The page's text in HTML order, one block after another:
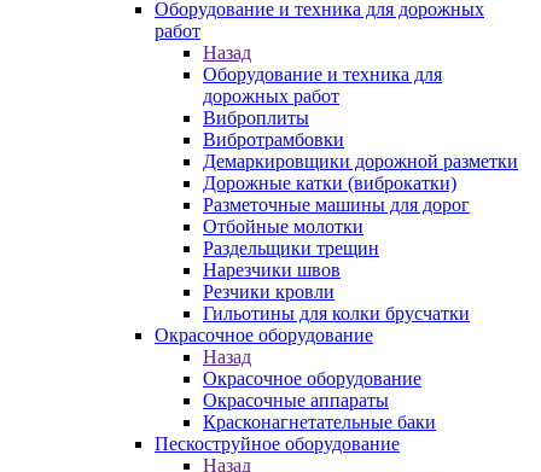
Оборудование и техника для дорожных
работ
Назад
Оборудование и техника для
дорожных работ
Виброплиты
Вибротрамбовки
Демаркировщики дорожной разметки
Дорожные катки (виброкатки)
Разметочные машины для дорог
Отбойные молотки
Раздельщики трещин
Нарезчики швов
Резчики кровли
Гильотины для колки брусчатки
Окрасочное оборудование
Назад
Окрасочное оборудование
Окрасочные аппараты
Красконагнетательные баки
Пескоструйное оборудование
Назад